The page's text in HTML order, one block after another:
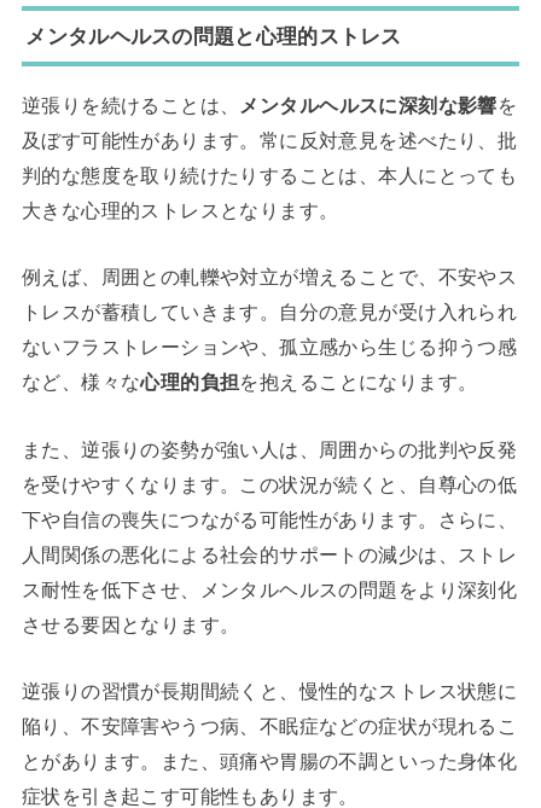
メンタルヘルスの問題と心理的ストレス
逆張りを続けることは、 メンタルヘルスに深刻な影響を
及ぼす可能性があります。常に反対意見を述べたり、批
判的な態度を取り続けたりすることは、本人にとっても
大きな心理的ストレスとなります。
例えば、周囲との軋轢や対立が増えることで、不安やス
トレスが蓄積していきます。自分の意見が受け入れられ
ないフラストレーションや、孤立感から生じる抑うつ感
など、様々な心理的負担を抱えることになります。
また、逆張りの姿勢が強い人は、周囲からの批判や反発
を受けやすくなります。この状況が続くと、自尊心の低
下や自信の喪失につながる可能性があります。さらに、
人間関係の悪化による社会的サポートの減少は、ストレ
ス耐性を低下させ、メンタルヘルスの問題をより深刻化
させる要因となります。
逆張りの習慣が長期間続くと、慢性的なストレス状態に
陥り、不安障害やうつ病、不眠症などの症状が現れるこ
とがあります。また、頭痛や胃腸の不調といった身体化
症状を引き起こす可能性もあります。